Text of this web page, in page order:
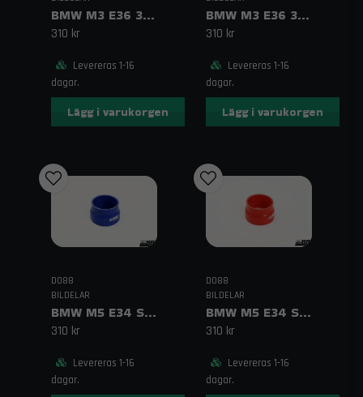
BMW M3 E36 3.2 Spjällhusslang Röd
310 kr
Levereras 1-16
dagar.
Lägg i varukorgen
BMW M3 E36 3.2 Spjällhusslang Svart
310 kr
Levereras 1-16
dagar.
Lägg i varukorgen
DO88
BILDELAR
BMW M5 E34 Spjällhusslang Blå
310 kr
Levereras 1-16
dagar.
DO88
BILDELAR
BMW M5 E34 Spjällhusslang Röd
310 kr
Levereras 1-16
dagar.